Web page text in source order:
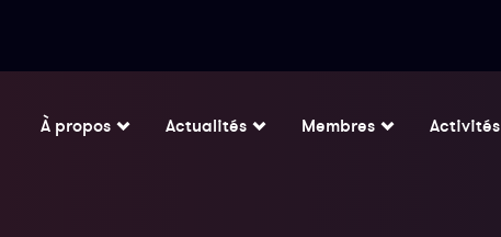
À propos Actualités Membres Activités